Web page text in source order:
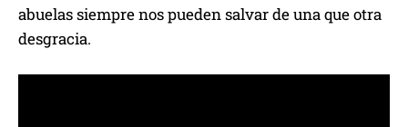
abuelas siempre nos pueden salvar de una que otra
desgracia.